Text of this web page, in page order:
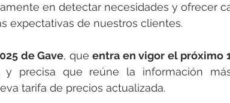
en detectar necesidades y ofrecer
expectativas de nuestros clientes.
de Gave, que entra en vigor el próximo
y precisa que reúne la información
tarifa de precios actualizada.